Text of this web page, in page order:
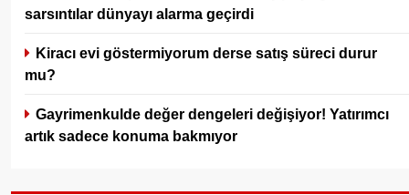
sarsıntılar dünyayı alarma geçirdi
Kiracı evi göstermiyorum derse satış süreci durur
mu?
Gayrimenkulde değer dengeleri değişiyor! Yatırımcı
artık sadece konuma bakmıyor